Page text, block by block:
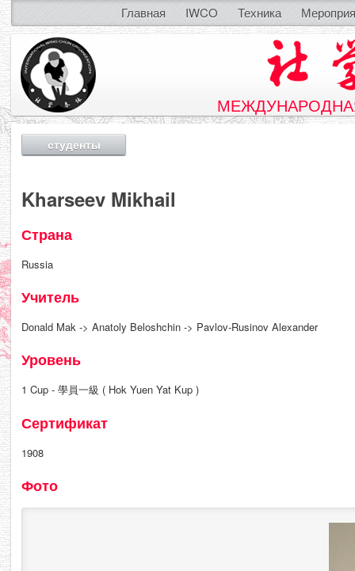
Главная IWCO Техника
студенты
Kharseev Mikhail
Страна
Russia
Учитель
Donald Mak -> Anatoly Beloshchin -> Pavlov-Rusinov Alexander
Уровень
1 Cup - 學員一級 ( Hok Yuen Yat Kup )
Сертификат
1908
Фото